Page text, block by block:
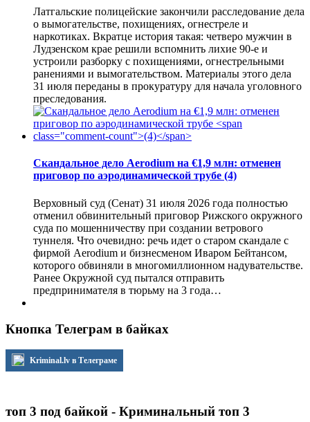
Латгальские полицейские закончили расследование дела
о вымогательстве, похищениях, огнестреле и
наркотиках. Вкратце история такая: четверо мужчин в
Лудзенском крае решили вспомнить лихие 90-е и
устроили разборку с похищениями, огнестрельными
ранениями и вымогательством. Материалы этого дела
31 июля переданы в прокуратуру для начала уголовного
преследования.
Скандальное дело Aerodium на €1,9 млн: отменен
приговор по аэродинамической трубе (4)
Верховный суд (Сенат) 31 июля 2026 года полностью
отменил обвинительный приговор Рижского окружного
суда по мошенничеству при создании ветрового
туннеля. Что очевидно: речь идет о старом скандале с
фирмой Aerodium и бизнесменом Иваром Бейтансом,
которого обвиняли в многомиллионном надувательстве.
Ранее Окружной суд пытался отправить
предпринимателя в тюрьму на 3 года…
Кнопка Телеграм в байках
Kriminal.lv в Телеграме
топ 3 под байкой - Криминальный топ 3